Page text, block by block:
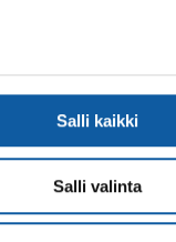
Salli kaikki
Salli valinta
laskut